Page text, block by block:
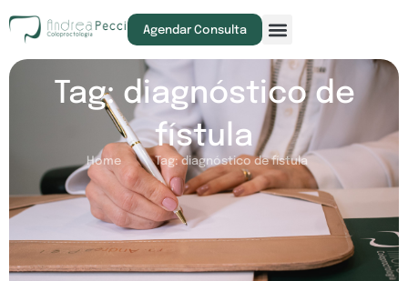
Agendar Consulta
Tag: diagnóstico de
fístula
Home Tag: diagnóstico de fístula